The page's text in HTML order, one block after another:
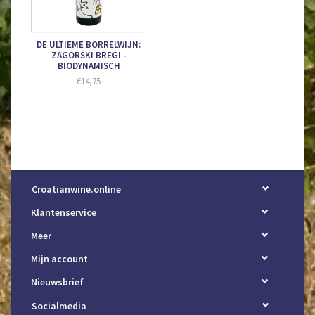
DE ULTIEME BORRELWIJN:
ZAGORSKI BREGI -
BIODYNAMISCH
€14,75
Croatianwine.online
Klantenservice
Meer
Mijn account
Nieuwsbrief
Socialmedia